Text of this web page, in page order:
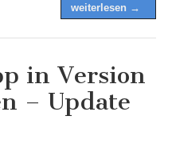
weiterlesen →
in Version
– Update